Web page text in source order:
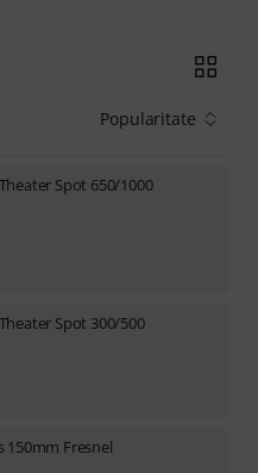
Popularitate
Spot 650/1000
Spot 300/500
150mm Fresnel